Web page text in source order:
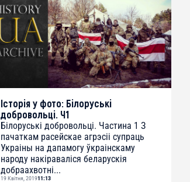
Історія у фото: Білоруські
добровольці. Ч1
Білоруські добровольці. Частина 1 З
пачаткам расейскае агрэсіі супраць
Украіны на дапамогу ўкраінскаму
народу накіраваліся беларускія
добраахвотні...
19 Квітня, 201911:13